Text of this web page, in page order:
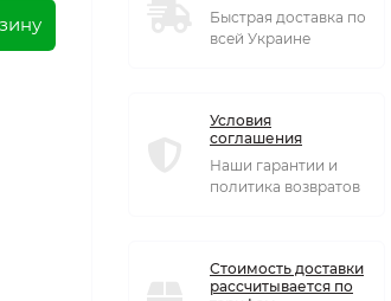
Быстрая доставка по
всей Украине
Условия
соглашения
Наши гарантии и
политика возвратов
Стоимость доставки
рассчитывается по